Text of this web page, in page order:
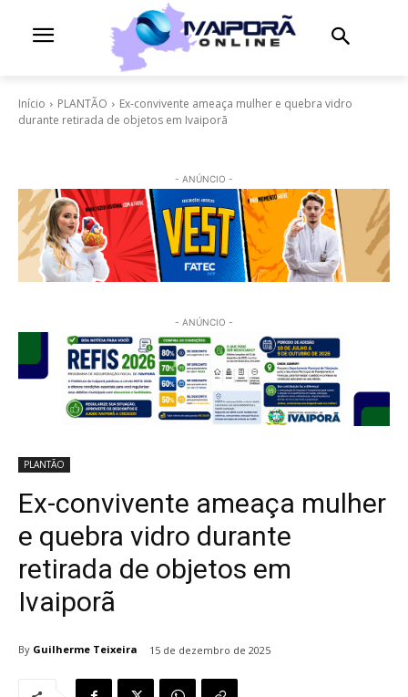
Início PLANTÃO
Ex-convivente ameaça mulher e quebra vidro
durante retirada de objetos em Ivaiporã
- ANÚNCIO -
- ANÚNCIO -
PLANTÃO
Ex-convivente ameaça mulher
e quebra vidro durante
retirada de objetos em
Ivaiporã
By Guilherme Teixeira 15 de dezembro de 2025